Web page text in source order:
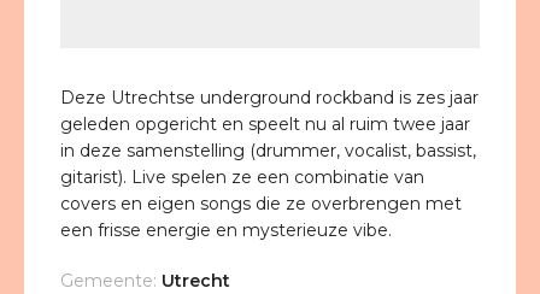
Deze Utrechtse underground rockband is zes jaar
geleden opgericht en speelt nu al ruim twee jaar
in deze samenstelling (drummer, vocalist, bassist,
gitarist). Live spelen ze een combinatie van
covers en eigen songs die ze overbrengen met
een frisse energie en mysterieuze vibe.
Gemeente: Utrecht